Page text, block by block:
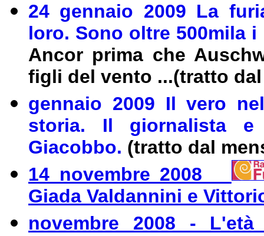
24 gennaio 2009 La
loro. Sono oltre 500mila
Ancor prima che
figli del vento ...(tratto
gennaio 2009 Il vero
storia. Il giornalista
Giacobbo. (tratto dal
14 novembre 2008
Giada Valdannini e
novembre 2008 -